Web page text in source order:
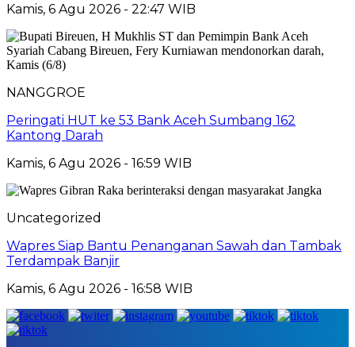
Kamis, 6 Agu 2026 - 22:47 WIB
NANGGROE
Peringati HUT ke 53 Bank Aceh Sumbang 162
Kantong Darah
Kamis, 6 Agu 2026 - 16:59 WIB
Uncategorized
Wapres Siap Bantu Penanganan Sawah dan Tambak
Terdampak Banjir
Kamis, 6 Agu 2026 - 16:58 WIB